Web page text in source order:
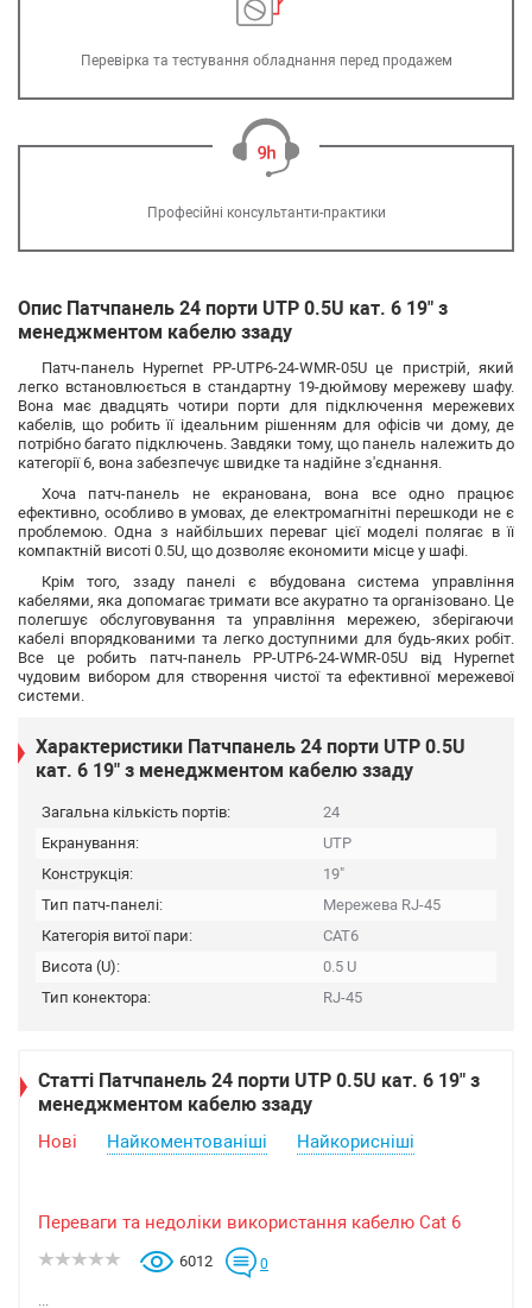
Перевірка та тестування обладнання перед продажем
Професійні консультанти-практики
Опис Патчпанель 24 порти UTP 0.5U кат. 6 19" з
менеджментом кабелю ззаду
Патч-панель Hypernet PP-UTP6-24-WMR-05U це пристрій, який
легко встановлюється в стандартну 19-дюймову мережеву шафу.
Вона має двадцять чотири порти для підключення мережевих
кабелів, що робить її ідеальним рішенням для офісів чи дому, де
потрібно багато підключень. Завдяки тому, що панель належить до
категорії 6, вона забезпечує швидке та надійне з'єднання.
Хоча патч-панель не екранована, вона все одно працює
ефективно, особливо в умовах, де електромагнітні перешкоди не є
проблемою. Одна з найбільших переваг цієї моделі полягає в її
компактній висоті 0.5U, що дозволяє економити місце у шафі.
Крім того, ззаду панелі є вбудована система управління
кабелями, яка допомагає тримати все акуратно та організовано. Це
полегшує обслуговування та управління мережею, зберігаючи
кабелі впорядкованими та легко доступними для будь-яких робіт.
Все це робить патч-панель PP-UTP6-24-WMR-05U від Hypernet
чудовим вибором для створення чистої та ефективної мережевої
системи.
Характеристики Патчпанель 24 порти UTP 0.5U
кат. 6 19" з менеджментом кабелю ззаду
Загальна кількість портів:
24
Екранування:
UTP
Конструкція:
19"
Тип патч-панелі:
Мережева RJ-45
Категорія витої пари:
CAT6
Висота (U):
0.5 U
Тип конектора:
RJ-45
Статті Патчпанель 24 порти UTP 0.5U кат. 6 19" з
менеджментом кабелю ззаду
Нові Найкоментованіші Найкорисніші
Переваги та недоліки використання кабелю Cat 6
6012 0
...